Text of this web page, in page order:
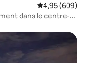
Note
4,95 (609)
dans le centre-